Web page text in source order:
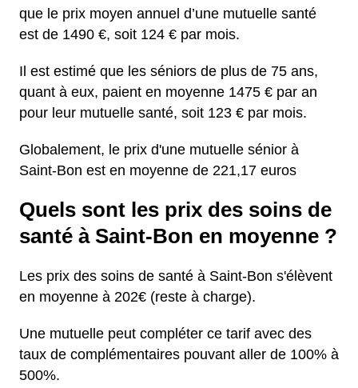
que le prix moyen annuel d’une mutuelle santé
est de 1490 €, soit 124 € par mois.
Il est estimé que les séniors de plus de 75 ans,
quant à eux, paient en moyenne 1475 € par an
pour leur mutuelle santé, soit 123 € par mois.
Globalement, le prix d'une mutuelle sénior à
Saint-Bon est en moyenne de 221,17 euros
Quels sont les prix des soins de
santé à Saint-Bon en moyenne ?
Les prix des soins de santé à Saint-Bon s'élèvent
en moyenne à 202€ (reste à charge).
Une mutuelle peut compléter ce tarif avec des
taux de complémentaires pouvant aller de 100% à
500%.